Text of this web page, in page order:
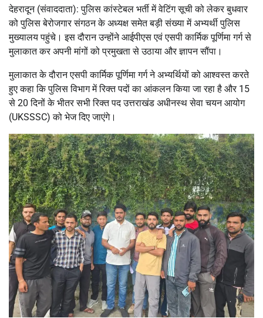
देहरादून (संवाददाता): पुलिस कांस्टेबल भर्ती में वेटिंग सूची को लेकर बुधवार
को पुलिस बेरोजगार संगठन के अध्यक्ष समेत बड़ी संख्या में अभ्यर्थी पुलिस
मुख्यालय पहुंचे। इस दौरान उन्होंने आईपीएस एवं एसपी कार्मिक पूर्णिमा गर्ग से
मुलाकात कर अपनी मांगों को प्रमुखता से उठाया और ज्ञापन सौंपा।
मुलाकात के दौरान एसपी कार्मिक पूर्णिमा गर्ग ने अभ्यर्थियों को आश्वस्त करते
हुए कहा कि पुलिस विभाग में रिक्त पदों का आंकलन किया जा रहा है और 15
से 20 दिनों के भीतर सभी रिक्त पद उत्तराखंड अधीनस्थ सेवा चयन आयोग
(UKSSSC) को भेज दिए जाएंगे।